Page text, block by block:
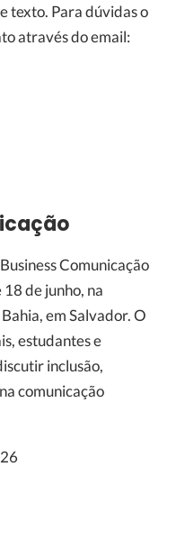
texto. Para dúvidas o
através do email:
Comunicação
de junho, na
em Salvador. O
estudantes e
inclusão,
comunicação